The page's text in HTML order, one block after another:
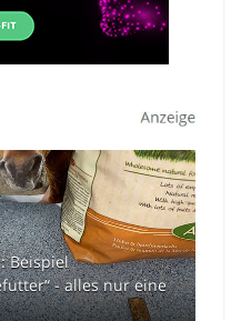
Beispiel
- alles nur eine